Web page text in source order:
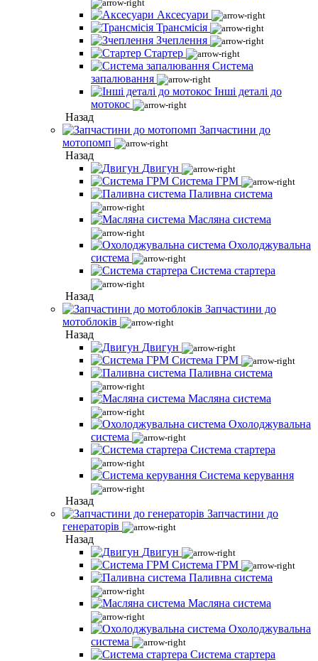
Аксесуари
Трансмісія
Зчеплення
Стартер
Система
запалювання
Інші деталі до
мотокос
Назад
Запчастини до
мотопомп
Назад
Двигун
Система ГРМ
Паливна система
Масляна система
Охолоджувальна
система
Система стартера
Назад
Запчастини до
мотоблоків
Назад
Двигун
Система ГРМ
Паливна система
Масляна система
Охолоджувальна
система
Система стартера
Система керування
Назад
Запчастини до
генераторів
Назад
Двигун
Система ГРМ
Паливна система
Масляна система
Охолоджувальна
система
Система стартера